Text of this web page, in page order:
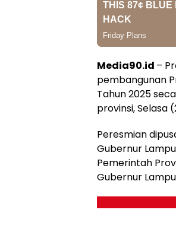
Media90.id –
pembangunan
Tahun 2025
provinsi, Selasa
Peresmian
Gubernur
Pemerintah
Gubernur